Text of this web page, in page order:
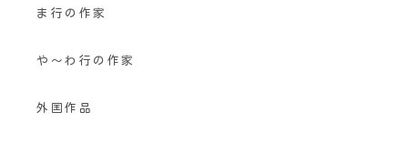
ま行の作家
や〜わ行の作家
外国作品